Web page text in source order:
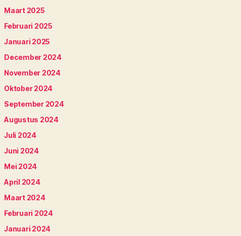
Maart 2025
Februari 2025
Januari 2025
December 2024
November 2024
Oktober 2024
September 2024
Augustus 2024
Juli 2024
Juni 2024
Mei 2024
April 2024
Maart 2024
Februari 2024
Januari 2024